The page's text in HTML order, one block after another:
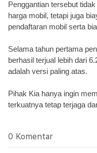
Penggantian tersebut
harga mobil, tetapi juga
pendaftaran mobil serta
Selama tahun pertama
berhasil terjual lebih dari
adalah versi paling atas.
Pihak Kia hanya ingin
terkuatnya tetap terjaga
0 Komentar